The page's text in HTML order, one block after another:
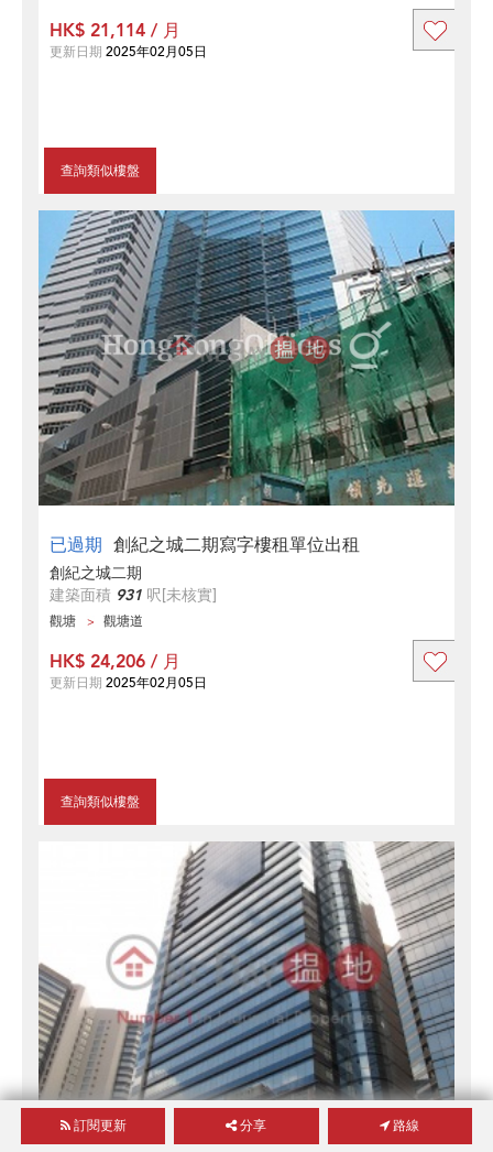
查詢類似樓盤
HK$ 21,114 / 月
更新日期 2025年02月05日
已過期 創紀之城二期寫字樓租單位出租
創紀之城二期
建築面積 931 呎[未核實]
觀塘 觀塘道
查詢類似樓盤
HK$ 24,206 / 月
更新日期 2025年02月05日
訂閱更新 分享 路線